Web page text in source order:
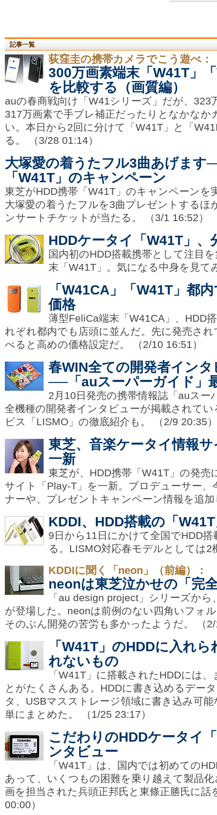
記事一覧
荻窪圭の携帯カメラでこう遊べ：
300万画素端末「W41T」
を比較する（画質編）
auの春商戦向け「W41シリーズ」だが、323
317万画素で手ブレ補正だったりとなかなか
い。本日から2回に分けて「W41T」と「
る。 （3/28 01:14）
大塚愛の着うたフル3曲あげます
「W41T」のキャンペーン
東芝がHDD携帯「W41T」のキャンペーンを
大塚愛の着うたフルを3曲プレゼントするほ
ンサートチケットが当たる。 （3/1 16:52）
HDDケータイ「W41T」、
国内初のHDD搭載携帯として注目
末「W41T」。気になる中身を見て
「W41CA」「W41T」都
価格
薄型FeliCa端末「W41CA」、HDD
れぞれ都内でも店頭に並んだ。先に発売さ
べると高めの価格設定だ。 （2/10 16:51）
春WIN全ての開発者イン
──「auスーパーガイド」
2月10日発売の携帯情報誌「auスー
全機種の開発者インタビューが掲載されて
ビス「LISMO」の徹底紹介も。 （2/9 20:35）
東芝、音楽ケータイ情報
一新
東芝が、HDD携帯「W41T」の発売
サイト「Play-T」を一新。プロデューサー、
ナーや、プレゼントキャンペーン情報を追
KDDI、HDD搭載の「
9日から11日にかけて全国でHDD
る。LISMO対応春モデルとしては2
KDDIに聞く「neon」（前編）：
neonは東芝泣かせの「完
「au design project」シリーズか
が登場した。neonは前例のない四角いフォ
そのぶん開発の苦労も多かったようだ。 （
「W41T」のHDDに入れ
れないもの
「W41T」に搭載されたHDDには
とがたくさんある。HDDに書き込めるデー
タ、USBマスストレージ領域に書き込み可
単にまとめた。 （1/25 23:17）
こだわりのHDDケータイ
ンタビュー
「W41T」は、国内では初めての
あって、いくつもの困難を乗り越えて製品
画を担当された兵頭正邦氏と東條正勝氏に話
00:00）